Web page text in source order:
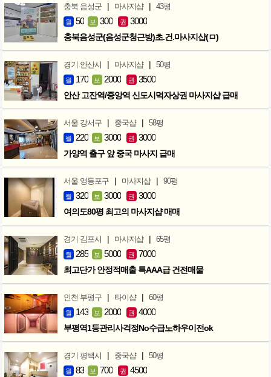
충북 음성군 | 마사지샵 | 43평
월 50 보 300 권 3000
충북음성군(음성군청근방)초.건.마사지샵(ㅁ)
경기 안산시 | 마사지샵 | 50평
월 170 보 2000 권 3500
안산 고잔역/중앙역 신도시먹자상권 마사지샵 급매
서울 강서구 | 중국샵 | 58평
월 220 보 3000 권 3000
가양역 출구 앞 중국 마사지 급매
서울 영등포구 | 마사지샵 | 90평
월 320 보 3000 권 3000
여의도80평 최고의 마사지샵 매매
경기 김포시 | 마사지샵 | 65평
월 285 보 5000 권 7000
최고단가 안정적매출 특AAA급 건전매물
인천 부평구 | 타이샵 | 60평
월 143 보 2000 권 4000
부평역1등관리사걱정No수급노하우이전ok
경기 평택시 | 중국샵 | 50평
월 83 보 700 권 4500